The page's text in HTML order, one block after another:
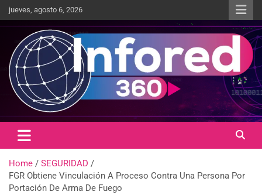
jueves, agosto 6, 2026
infored360.mx
Un giro en la información
Home
SEGURIDAD
FGR Obtiene Vinculación A Proceso Contra Una Persona Por
Portación De Arma De Fuego